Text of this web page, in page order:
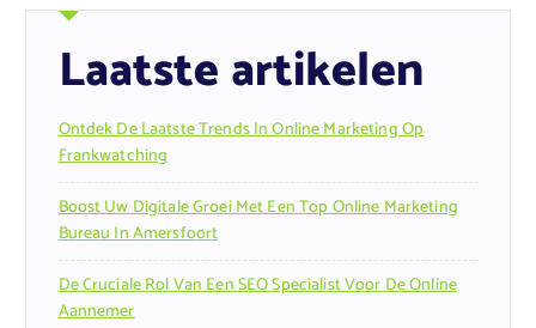
Laatste artikelen
Ontdek De Laatste Trends In Online Marketing Op
Frankwatching
Boost Uw Digitale Groei Met Een Top Online Marketing
Bureau In Amersfoort
De Cruciale Rol Van Een SEO Specialist Voor De Online
Aannemer